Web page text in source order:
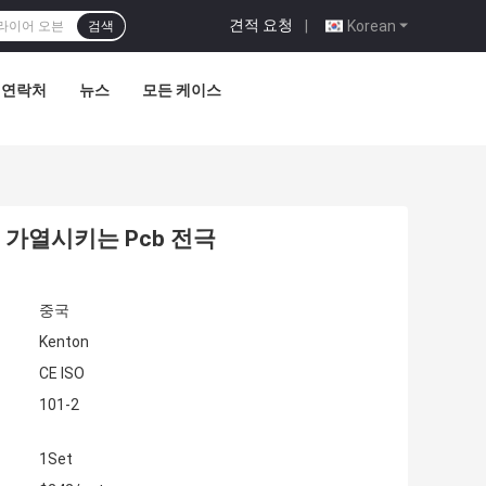
Korean
견적 요청 |
검색
연락처 뉴스 모든 케이스
열시키는 Pcb 전극
중국
Kenton
CE ISO
101-2
1Set